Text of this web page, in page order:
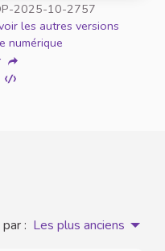
2025-10-2757
les autres versions
numérique
: Les plus anciens